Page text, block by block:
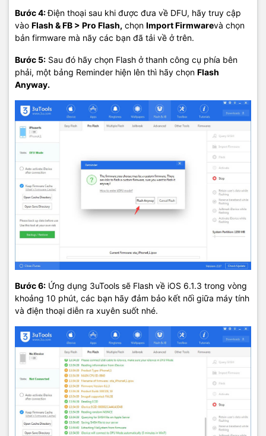
Bước 4:Điện thoại sau khi được đưa về DFU, hãy truy cập
vào Flash & FB > Pro Flash, chọn Import Firmwarevà chọn
bản firmware mà nãy các bạn đã tải về ở trên.
Bước 5: Sau đó hãy chọn Flash ở thanh công cụ phía bên
phải, một bảng Reminder hiện lên thì hãy chọn Flash
Anyway.
Bước 6: Ứng dụng 3uTools sẽ Flash về iOS 6.1.3 trong vòng
khoảng 10 phút, các bạn hãy đảm bảo kết nối giữa máy tính
và điện thoại diễn ra xuyên suốt nhé.